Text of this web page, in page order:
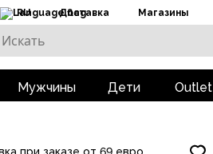
RU Доставка Магазины
Мужчины Дети Outlet